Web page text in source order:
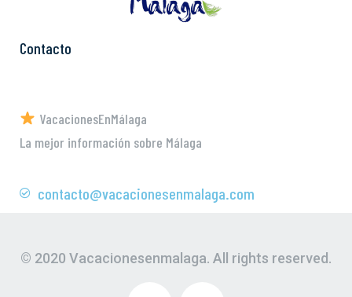
Contacto
VacacionesEnMálaga
La mejor información sobre Málaga
contacto@vacacionesenmalaga.com
© 2020 Vacacionesenmalaga. All rights reserved.